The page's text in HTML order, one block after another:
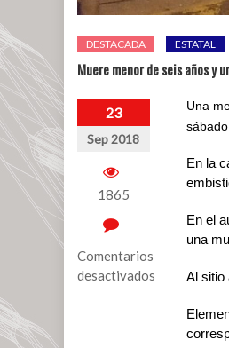
DESTACADA ESTATAL
Muere menor de seis años y
23
Sep 2018
1865
Comentarios
desactivados
Una
En la
En el
una
Al sitio